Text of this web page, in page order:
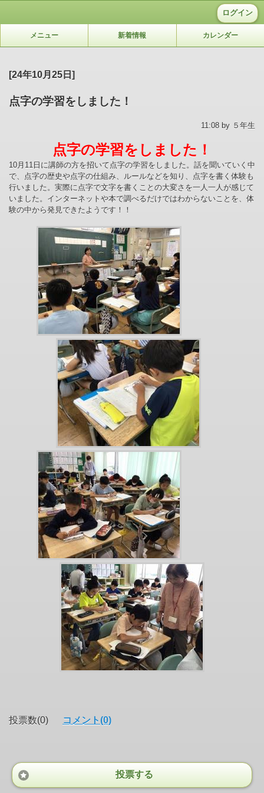
ログイン
メニュー 新着情報 カレンダー
[24年10月25日]
点字の学習をしました！
11:08 by ５年生
点字の学習をしました！
10月11日に講師の方を招いて点字の学習をしました。話を聞いていく中
で、点字の歴史や点字の仕組み、ルールなどを知り、点字を書く体験も
行いました。実際に点字で文字を書くことの大変さを一人一人が感じて
いました。 インターネットや本で調べるだけではわからないことを、体
験の中から発見できたようです！！
投票数(0) コメント(0)
投票する